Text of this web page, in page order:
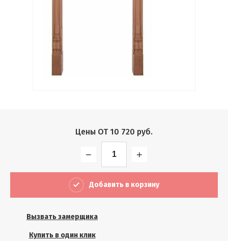
Цены ОТ 10 720 руб.
− +
Добавить в корзину
Вызвать замерщика
Купить в один клик
Выберите...
Спецпредложение:
Найти